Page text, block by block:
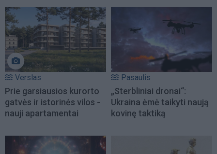
Verslas
Prie garsiausios kurorto
gatvės ir istorinės vilos -
nauji apartamentai
Pasaulis
„Sterbliniai dronai“:
Ukraina ėmė taikyti naują
kovinę taktiką